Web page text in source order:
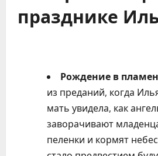
празднике
Рождение в
из преданий, когда
мать увидела, как
заворачивают
пеленки и кормят